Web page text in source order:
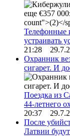
Телефонные
устраивать
21:28
Охранник
сигарет. И
Поездка из
44-летнего
20:37
После
Латвии